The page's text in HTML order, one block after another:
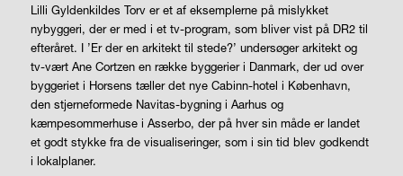
Lilli Gyldenkildes Torv er et af eksemplerne på mislykket
nybyggeri, der er med i et tv-program, som bliver vist på DR2 til
efteråret. I ’Er der en arkitekt til stede?’ undersøger arkitekt og
tv-vært Ane Cortzen en række byggerier i Danmark, der ud over
byggeriet i Horsens tæller det nye Cabinn-hotel i København,
den stjerneformede Navitas-bygning i Aarhus og
kæmpesommerhuse i Asserbo, der på hver sin måde er landet
et godt stykke fra de visualiseringer, som i sin tid blev godkendt
i lokalplaner.